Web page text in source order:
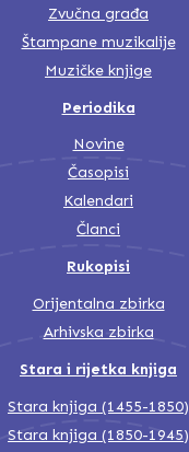
Zvučna građa
Štampane muzikalije
Muzičke knjige
Periodika
Novine
Časopisi
Kalendari
Članci
Rukopisi
Orijentalna zbirka
Arhivska zbirka
Stara i rijetka knjiga
Stara knjiga (1455-1850)
Stara knjiga (1850-1945)